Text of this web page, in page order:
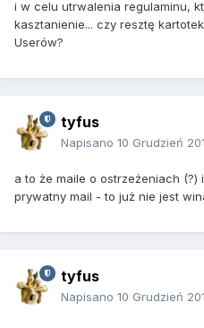
i w celu utrwalenia regulaminu,
kasztanienie... czy resztę
Userów?
tyfus
Napisano 10 Grudzień
a to że maile o ostrzeżeniach
prywatny mail - to już nie jest
tyfus
Napisano 10 Grudzień